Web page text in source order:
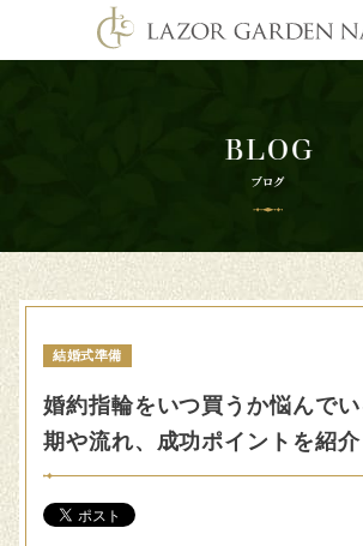
結婚式準備
婚約指輪をいつ買うか悩んで
期や流れ、成功ポイントを紹介